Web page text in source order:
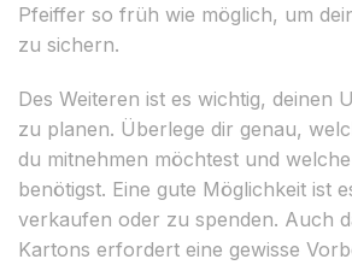
Pfeiffer so früh wie möglich, um
zu sichern.
Des Weiteren ist es wichtig, deinen
zu planen. Überlege dir genau,
du mitnehmen möchtest und
benötigst. Eine gute Möglichkeit ist
verkaufen oder zu spenden. Auch
Kartons erfordert eine gewisse